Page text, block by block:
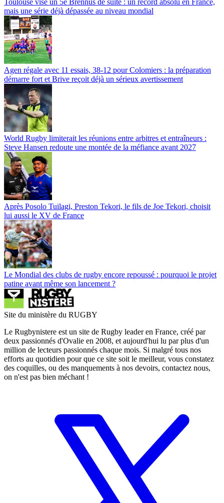
mais une série déjà dépassée au niveau mondial
Agen régale avec 11 essais, 38-12 pour Colomiers : la préparation
démarre fort et Brive reçoit déjà un sérieux avertissement
World Rugby limiterait les réunions entre arbitres et entraîneurs :
Steve Hansen redoute une montée de la méfiance avant 2027
Après Posolo Tuilagi, Preston Tekori, le fils de Joe Tekori, choisit
lui aussi le XV de France
Le Mondial des clubs de rugby encore repoussé : pourquoi le projet
patine avant même son lancement ?
Site du ministère du RUGBY
Le Rugbynistere est un site de Rugby leader en France, créé par
deux passionnés d'Ovalie en 2008, et aujourd'hui lu par plus d'un
million de lecteurs passionnés chaque mois. Si malgré tous nos
efforts au quotidien pour que ce site soit le meilleur, vous constatez
des coquilles, ou des manquements à nos devoirs, contactez nous,
on n'est pas bien méchant !